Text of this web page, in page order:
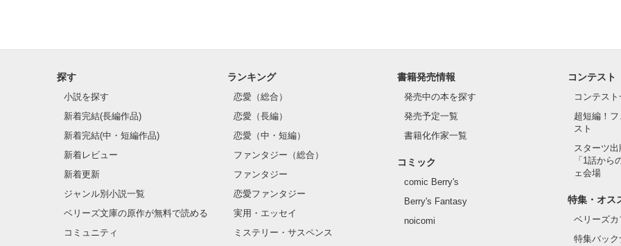
今村　魁斗
＼ドキドキな学園生活が今、始まる!!／
作品を読む
恋愛ゲームの続編です。
作品を読む
探す
小説を探す
新着完結(長編作品)
新着完結(中・短編作品)
新着レビュー
新着更新
ジャンル別小説一覧
ベリーズ文庫の原作が無料で読める
コミュニティ
ランキング
恋愛（総合）
恋愛（長編）
恋愛（中・短編）
ファンタジー（総合）
ファンタジー
恋愛ファンタジー
実用・エッセイ
ミステリー・サスペンス
書籍発売情報
発売中の本を探す
発売予定一覧
書籍化作家一覧
コミック
comic Berry's
Berry's Fantasy
noicomi
コンテスト
コンテスト
超短編！
スト
スターツ
「1話から
ェ会場
特集・オス
ベリーズ
特集バック